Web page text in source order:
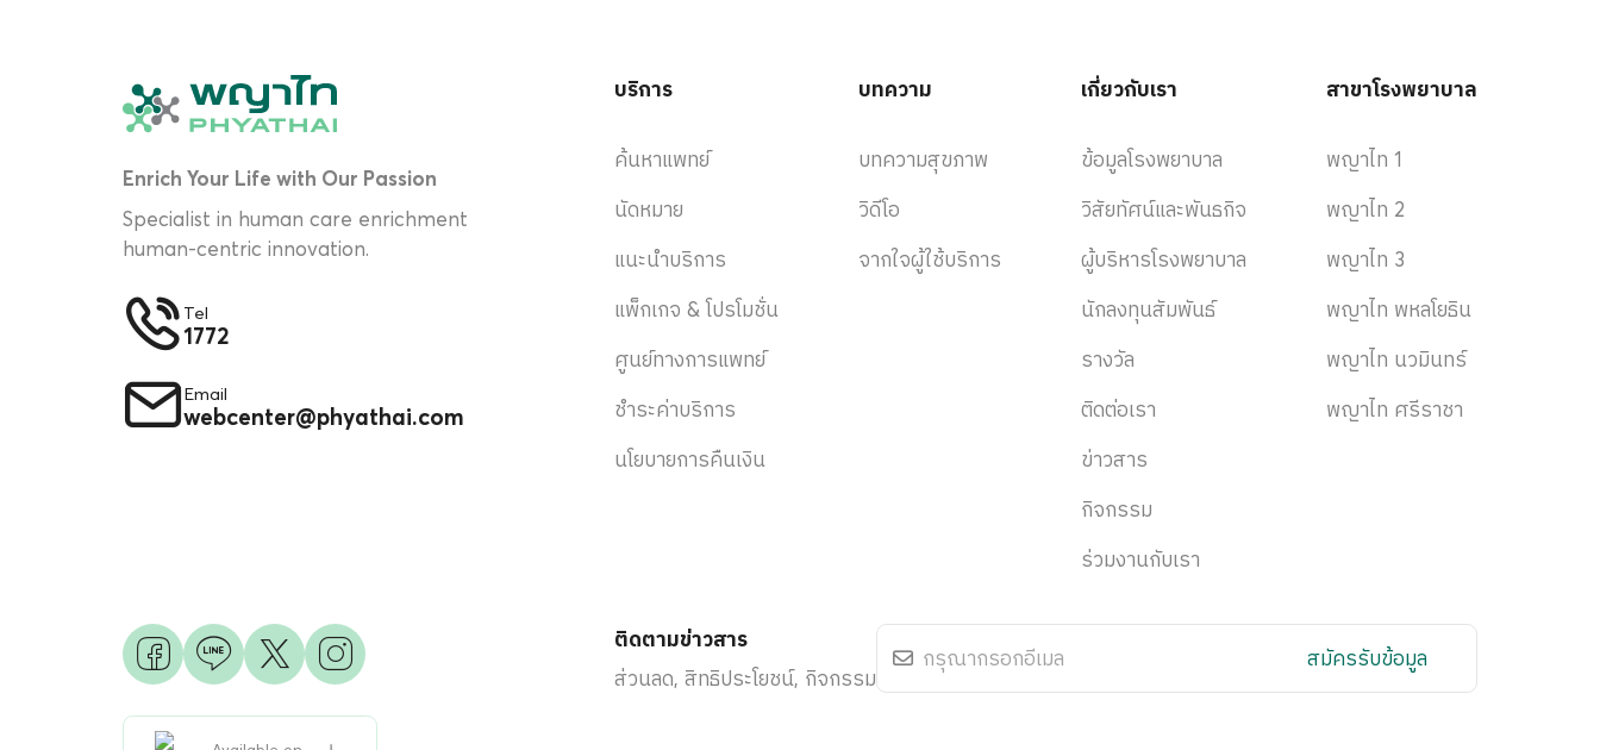
Enrich Your Life with Our Passion
Specialist in human care enrichment
human-centric innovation.
Tel
1772
Email
webcenter@phyathai.com
บริการ
ค้นหาแพทย์
นัดหมาย
แนะนำบริการ
แพ็กเกจ & โปรโมชั่น
ศูนย์ทางการแพทย์
ชำระค่าบริการ
นโยบายการคืนเงิน
บทความ
บทความสุขภาพ
วิดีโอ
จากใจผู้ใช้บริการ
เกี่ยวกับเรา
ข้อมูลโรงพยาบาล
วิสัยทัศน์และพันธกิจ
ผู้บริหารโรงพยาบาล
นักลงทุนสัมพันธ์
รางวัล
ติดต่อเรา
ข่าวสาร
กิจกรรม
ร่วมงานกับเรา
สาขาโรงพยาบาล
พญาไท 1
พญาไท 2
พญาไท 3
พญาไท พหลโยธิน
พญาไท นวมินทร์
พญาไท ศรีราชา
ติดตามข่าวสาร
ส่วนลด, สิทธิประโยชน์, กิจกรรม
สมัครรับข้อมูล